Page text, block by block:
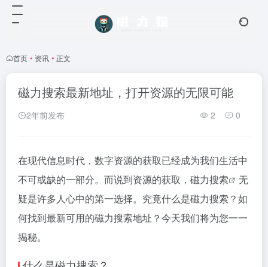
首页 • 资讯 • 正文
磁力搜索最新地址，打开资源的无限可能
2年前发布 2 0
在现代信息时代，数字资源的获取已经成为我们生活中
不可或缺的一部分。而说到资源的获取， 磁力搜索
无
疑是许多人心中的第一选择。究竟什么是磁力搜索 ？如
何找到最新可用的磁力搜索地址？今天我们将为您一一
揭秘。